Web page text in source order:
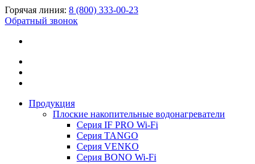
Горячая линия: 8 (800) 333-00-23
Обратный звонок
Продукция
Плоские накопительные водонагреватели
Серия IF PRO Wi-Fi
Серия TANGO
Серия VENKO
Серия BONO Wi-Fi